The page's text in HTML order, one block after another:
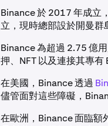
Binance 於 2017 年成立
立，現時總部設於開曼群
Binance 為超過 2.75 億
押、NFT 以及連接其專有
在美國，Binance 透過
儘管面對這些障礙，
在歐洲，Binance 面臨額